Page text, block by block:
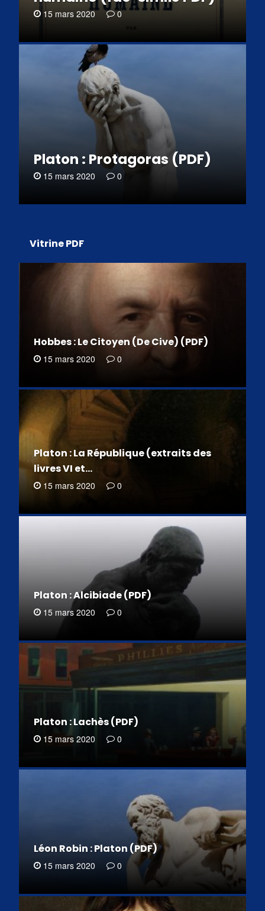
15 mars 2020 0
Platon : Protagoras (PDF)
15 mars 2020 0
Vitrine PDF
Hobbes : Le Citoyen (De Cive) (PDF)
15 mars 2020 0
Platon : La République (extraits des
livres VI et…
15 mars 2020 0
Platon : Alcibiade (PDF)
15 mars 2020 0
Platon : Lachès (PDF)
15 mars 2020 0
Léon Robin : Platon (PDF)
15 mars 2020 0